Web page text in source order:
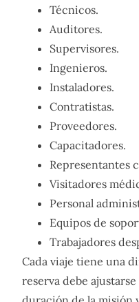
Técnicos.
Auditores.
Supervisores.
Ingenieros.
Instaladores.
Contratistas.
Proveedores.
Capacitadores.
Representantes
Visitadores
Personal
Equipos de
Trabajadores
Cada viaje tiene una
reserva debe